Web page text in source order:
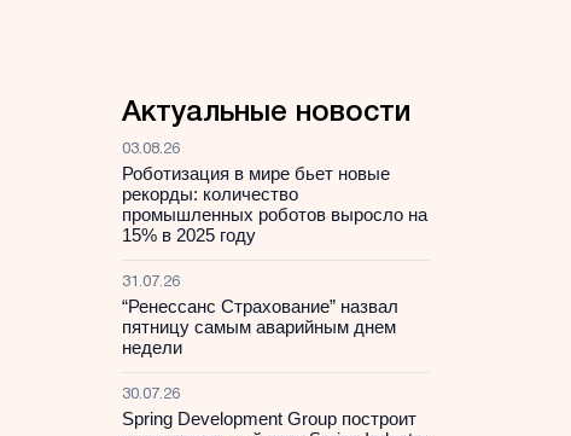
Актуальные новости
03.08.26
Роботизация в мире бьет новые
рекорды: количество
промышленных роботов выросло на
15% в 2025 году
31.07.26
“Ренессанс Страхование” назвал
пятницу самым аварийным днем
недели
30.07.26
Spring Development Group построит